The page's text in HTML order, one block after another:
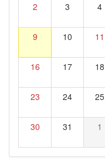
2 3 4
9 10 11
16 17 18
23 24 25
30 31 1